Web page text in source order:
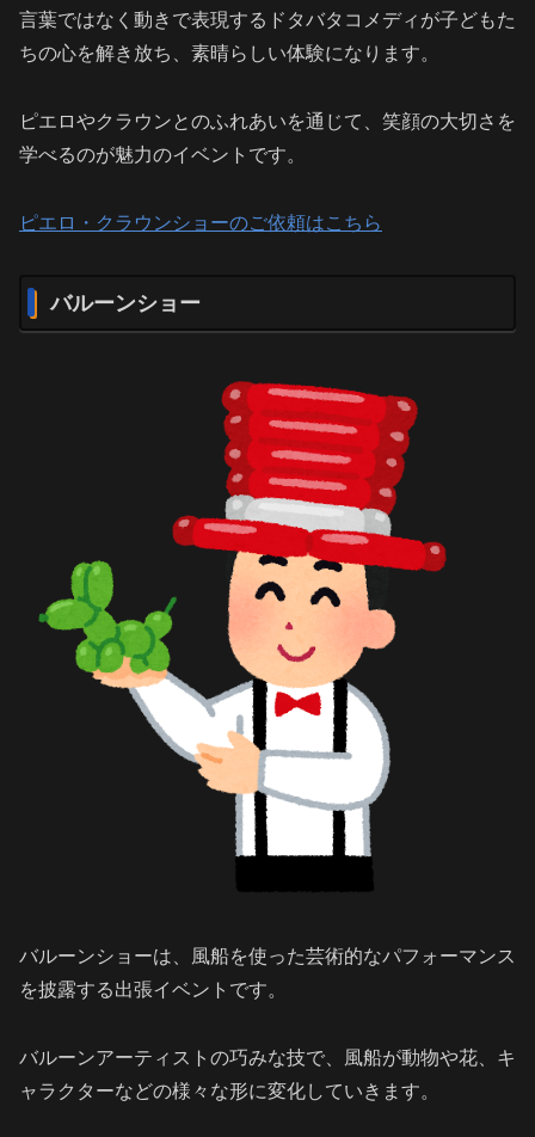
言葉ではなく動きで表現するドタバタコメディが子どもた
ちの心を解き放ち、素晴らしい体験になります。
ピエロやクラウンとのふれあいを通じて、笑顔の大切さを
学べるのが魅力のイベントです。
ピエロ・クラウンショーのご依頼はこちら
バルーンショー
バルーンショーは、風船を使った芸術的なパフォーマンス
を披露する出張イベントです。
バルーンアーティストの巧みな技で、風船が動物や花、キ
ャラクターなどの様々な形に変化していきます。